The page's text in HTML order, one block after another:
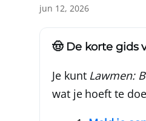
jun 12, 2026
🤠 De korte gids
Je kunt Lawmen:
wat je hoeft te